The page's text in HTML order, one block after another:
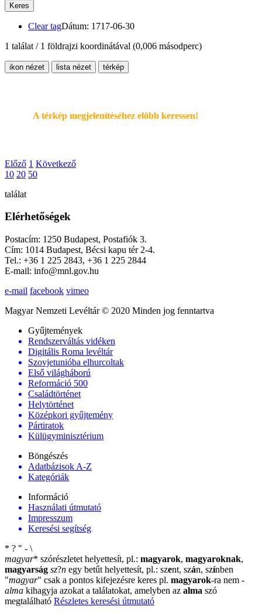
Keres
Clear tagDátum: 1717-06-30
1 találat / 1 földrajzi koordinátával (0,006 másodperc)
ikon nézet lista nézet térkép
A térkép megjelenítéséhez elöbb keressen!
Előző 1 Következő
10 20 50
találat
Elérhetőségek
Postacím: 1250 Budapest, Postafiók 3.
Cím: 1014 Budapest, Bécsi kapu tér 2-4.
Tel.: +36 1 225 2843, +36 1 225 2844
E-mail: info@mnl.gov.hu
e-mail facebook vimeo
Magyar Nemzeti Levéltár © 2020 Minden jog fenntartva
Gyűjtemények
Rendszerváltás vidéken
Digitális Roma levéltár
Szovjetunióba elhurcoltak
Első világháború
Reformáció 500
Családtörténet
Helytörténet
Középkori gyűjtemény
Pártiratok
Külügyminisztérium
Böngészés
Adatbázisok A-Z
Kategóriák
Információ
Használati útmutató
Impresszum
Keresési segítség
* ? " - \
magyar* szórészletet helyettesít, pl.: magyarok, magyaroknak,
magyarság sz?n egy betűt helyettesít, pl.: szent, szán, színben
"magyar" csak a pontos kifejezésre keres pl. magyarok-ra nem -
alma kihagyja azokat a találatokat, amelyben az alma szó
megtalálható Részletes keresési útmutató